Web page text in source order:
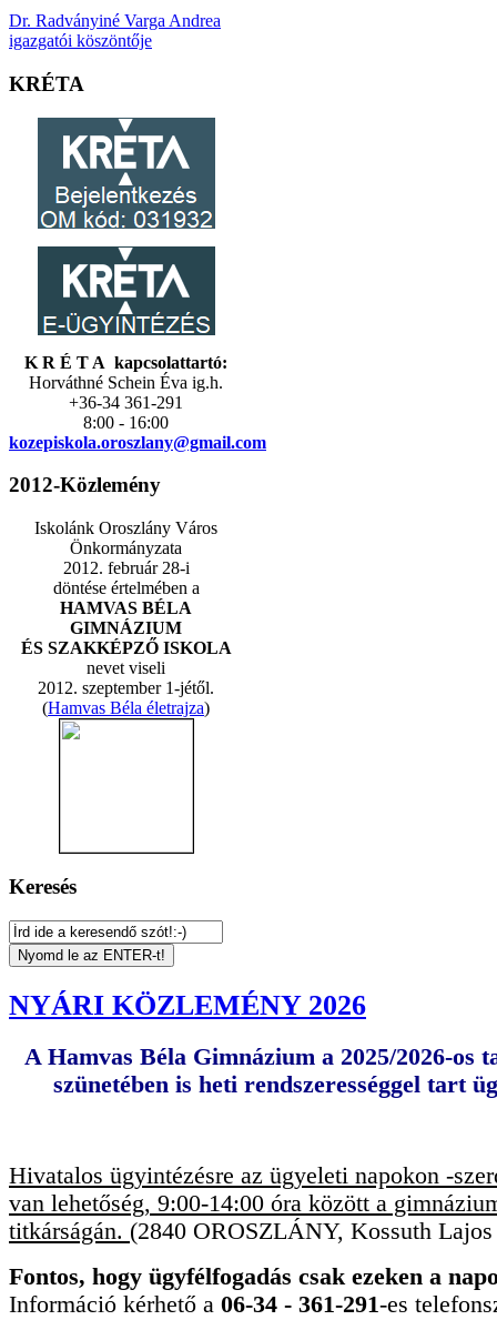
Dr. Radványiné Varga Andrea
igazgatói köszöntője
KRÉTA
K R É T A kapcsolattartó:
Horváthné Schein Éva ig.h.
+36-34 361-291
8:00 - 16:00
kozepiskola.oroszlany@gmail.com
2012-Közlemény
Iskolánk Oroszlány Város
Önkormányzata
2012. február 28-i
döntése értelmében a
HAMVAS BÉLA
GIMNÁZIUM
ÉS SZAKKÉPZŐ ISKOLA
nevet viseli
2012. szeptember 1-jétől.
(Hamvas Béla életrajza)
Keresés
NYÁRI KÖZLEMÉNY 2026
A Hamvas Béla Gimnázium a 2025/2026-os
szünetében is heti rendszerességgel tart
Hivatalos ügyintézésre az ügyeleti napokon -
van lehetőség, 9:00-14:00 óra között a
titkárságán. (2840 OROSZLÁNY, Kossuth
Fontos, hogy ügyfélfogadás csak ezeken a
Információ kérhető a 06-34 - 361-291-es